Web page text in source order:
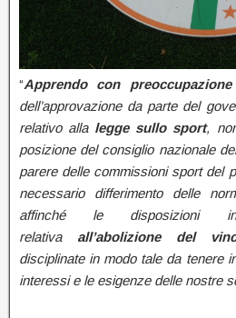
“Apprendo con preoccupazione
dell’approvazione da parte del
relativo alla legge sullo sport,
posizione del consiglio nazionale
parere delle commissioni sport del
necessario differimento delle
affinché le disposizioni
relativa all’abolizione del
disciplinate in modo tale da tenere
interessi e le esigenze delle nostre